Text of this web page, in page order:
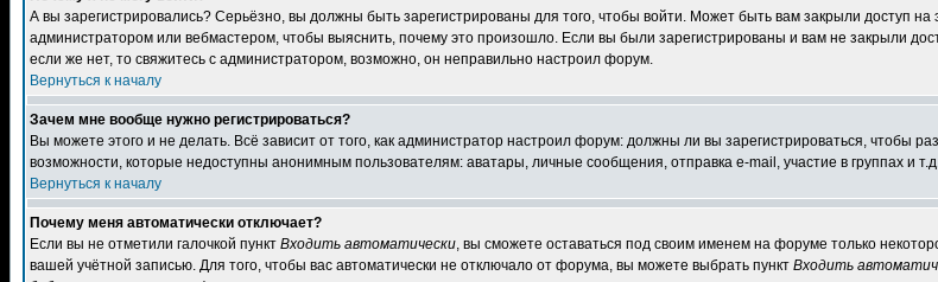
А вы зарегистрировались? Серьёзно, вы должны быть зарегистрированы для того, чтобы войти. Может быть вам закрыли доступ
администратором или вебмастером, чтобы выяснить, почему это произошло. Если вы были зарегистрированы и вам не закрыли
если же нет, то свяжитесь с администратором, возможно, он неправильно настроил форум.
Вернуться к началу
Зачем мне вообще нужно регистрироваться?
Вы можете этого и не делать. Всё зависит от того, как администратор настроил форум: должны ли вы зарегистрироваться, чтобы
возможности, которые недоступны анонимным пользователям: аватары, личные сообщения, отправка e-mail, участие в группах и
Вернуться к началу
Почему меня автоматически отключает?
Если вы не отметили галочкой пункт Входить автоматически, вы сможете оставаться под своим именем на форуме только
вашей учётной записью. Для того, чтобы вас автоматически не отключало от форума, вы можете выбрать пункт Входить